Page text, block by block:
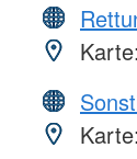
Karte:
Karte: